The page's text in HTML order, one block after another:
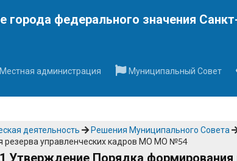
города федерального значения
Местная администрация Муниципальный Совет
деятельность Решения Муниципального Совета
резерва управленческих кадров МО МО №54
Утверждение Порядка формирования